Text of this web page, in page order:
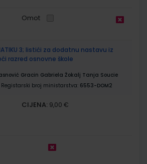
Omot
3; listići za dodatnu nastavu iz
razred osnovne škole
Gracin Gabriela Žokalj Tanja Soucie
Registarski broj ministarstva: 6553-DOM2
CIJENA: 9,00 €